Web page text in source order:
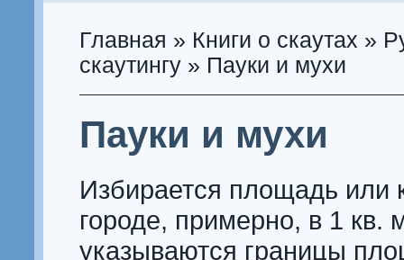
Главная » Книги о скаутах »
скаутингу » Пауки и мухи
Пауки и мухи
Избирается площадь или
городе, примерно, в 1 кв.
указываются границы